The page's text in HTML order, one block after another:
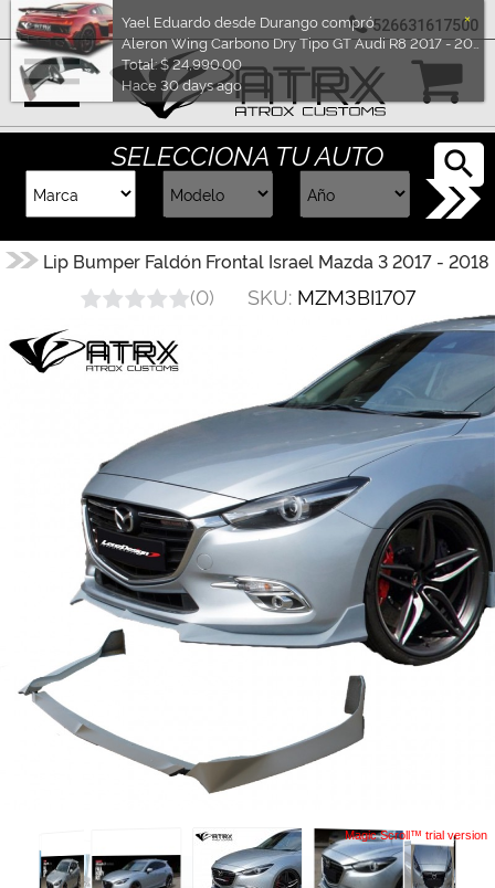
Marcas
Reputación
Cotizador
Contacto
Rastreo-
526631617500
SELECCIONA TU AUTO
Lip Bumper Faldón Frontal Israel Mazda 3 2017 - 2018
(0) SKU: MZM3BI1707
Magic Scroll™ trial version
Yael Eduardo desde Durango compró
Aleron Wing Carbono Dry Tipo GT Audi R8 2017 - 2024
Total: $ 24,990.00
Hace 30 days ago
×